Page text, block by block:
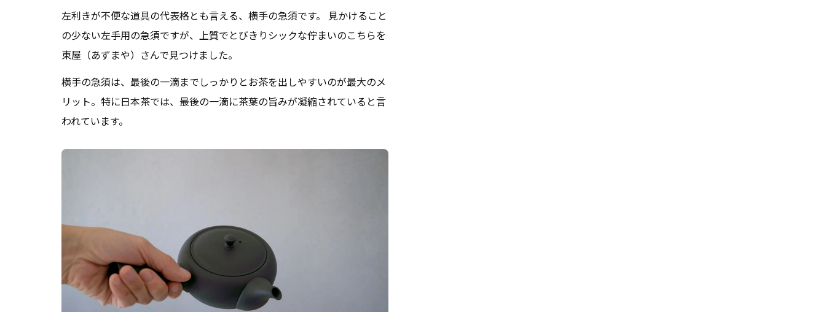
左利きが不便な道具の代表格とも言える、横手の急須です。 見かけること
の少ない左手用の急須ですが、上質でとびきりシックな佇まいのこちらを
東屋（あずまや）さんで見つけました。
横手の急須は、最後の一滴までしっかりとお茶を出しやすいのが最大のメ
リット。特に日本茶では、最後の一滴に茶葉の旨みが凝縮されていると言
われています。